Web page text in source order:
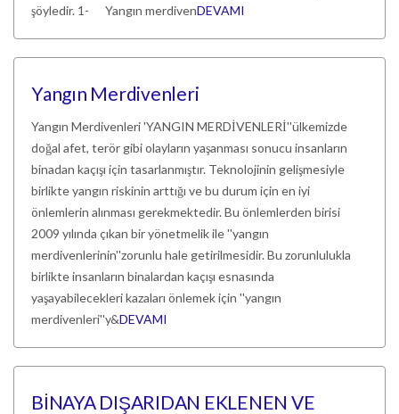
şöyledir. 1- Yangın merdivenDEVAMI
Yangın Merdivenleri
Yangın Merdivenleri 'YANGIN MERDİVENLERİ''ülkemizde
doğal afet, terör gibi olayların yaşanması sonucu insanların
binadan kaçışı için tasarlanmıştır. Teknolojinin gelişmesiyle
birlikte yangın riskinin arttığı ve bu durum için en iyi
önlemlerin alınması gerekmektedir. Bu önlemlerden birisi
2009 yılında çıkan bir yönetmelik ile ''yangın
merdivenlerinin''zorunlu hale getirilmesidir. Bu zorunlulukla
birlikte insanların binalardan kaçışı esnasında
yaşayabilecekleri kazaları önlemek için ''yangın
merdivenleri''y&DEVAMI
BİNAYA DIŞARIDAN EKLENEN VE